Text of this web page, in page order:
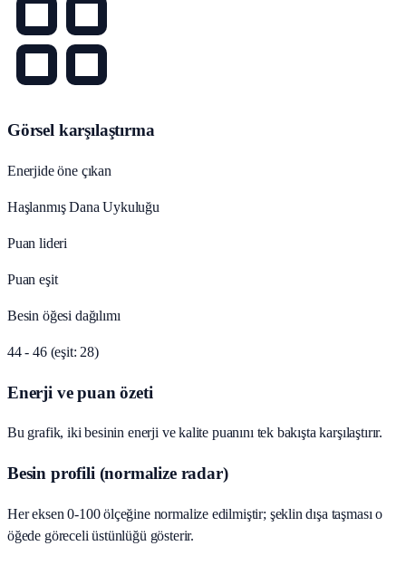
Görsel karşılaştırma
Enerjide öne çıkan
Haşlanmış Dana Uykuluğu
Puan lideri
Puan eşit
Besin öğesi dağılımı
44 - 46 (eşit: 28)
Enerji ve puan özeti
Bu grafik, iki besinin enerji ve kalite puanını tek bakışta karşılaştırır.
Besin profili (normalize radar)
Her eksen 0-100 ölçeğine normalize edilmiştir; şeklin dışa taşması o
öğede göreceli üstünlüğü gösterir.